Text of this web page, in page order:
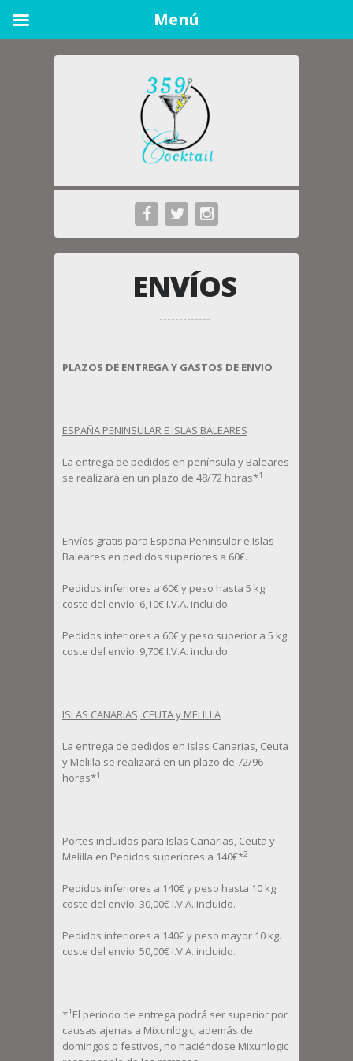
ENVÍOS
PLAZOS DE ENTREGA Y GASTOS DE ENVIO
ESPAÑA PENINSULAR E ISLAS BALEARES
La entrega de pedidos en península y Baleares
se realizará en un plazo de 48/72 horas*1
Envíos gratis para España Peninsular e Islas
Baleares en pedidos superiores a 60€.
Pedidos inferiores a 60€ y peso hasta 5 kg.
coste del envío: 6,10€ I.V.A. incluido.
Pedidos inferiores a 60€ y peso superior a 5 kg.
coste del envío: 9,70€ I.V.A. incluido.
ISLAS CANARIAS, CEUTA y MELILLA
La entrega de pedidos en Islas Canarias, Ceuta
y Melilla se realizará en un plazo de 72/96
horas*1
Portes incluidos para Islas Canarias, Ceuta y
Melilla en Pedidos superiores a 140€*2
Pedidos inferiores a 140€ y peso hasta 10 kg.
coste del envío: 30,00€ I.V.A. incluido.
Pedidos inferiores a 140€ y peso mayor 10 kg.
coste del envío: 50,00€ I.V.A. incluido.
*1 El periodo de entrega podrá ser superior por
causas ajenas a Mixunlogic, además de
domingos o festivos, no haciéndose Mixunlogic
Menú